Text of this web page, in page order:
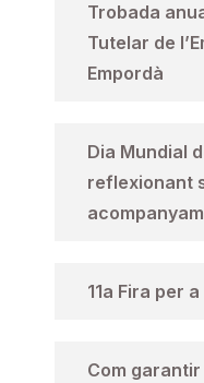
Trobada
Tutelar de
Empordà
Dia Mundial
reflexionant
11a Fira per
Com